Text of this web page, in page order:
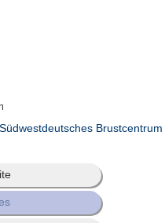
Südwestdeutsches Brustcentrum